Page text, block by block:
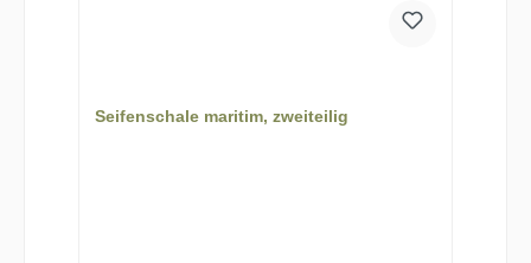
Seifenschale maritim, zweiteilig